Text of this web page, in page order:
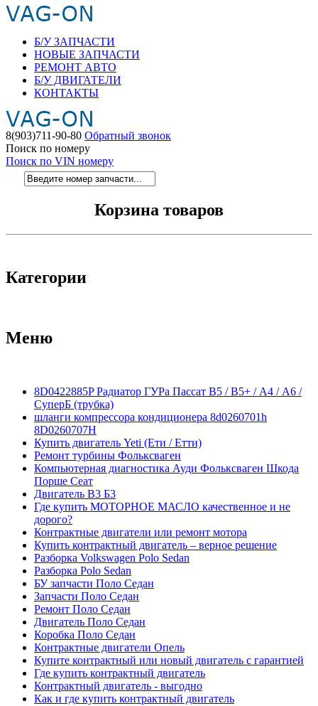
Б/У ЗАПЧАСТИ
НОВЫЕ ЗАПЧАСТИ
РЕМОНТ АВТО
Б/У ДВИГАТЕЛИ
КОНТАКТЫ
8(903)711-90-80 Обратный звонок
Поиск по номеру
Поиск по VIN номеру
Корзина товаров
Категории
Меню
8D0422885P Радиатор ГУРа Пассат В5 / В5+ / А4 / А6 /
СуперБ (трубка)
шланги компрессора кондиционера 8d0260701h
8D0260707H
Купить двигатель Yeti (Ети / Етти)
Ремонт турбины Фольксваген
Компьютерная диагностика Ауди Фольксваген Шкода
Порше Сеат
Двигатель В3 Б3
Где купить МОТОРНОЕ МАСЛО качественное и не
дорого?
Контрактные двигатели или ремонт мотора
Купить контрактный двигатель – верное решение
Разборка Volkswagen Polo Sedan
Разборка Polo Sedan
БУ запчасти Поло Седан
Запчасти Поло Седан
Ремонт Поло Седан
Двигатель Поло Седан
Коробка Поло Седан
Контрактные двигатели Опель
Купите контрактный или новый двигатель с гарантией
Где купить контрактный двигатель
Контрактный двигатель - выгодно
Как и где купить контрактный двигатель